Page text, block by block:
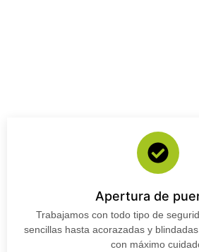
Apertura de
Trabajamos con todo tipo de
sencillas hasta acorazadas y
con máximo